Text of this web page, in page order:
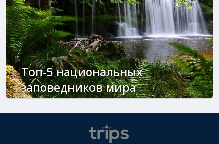
Топ-5 национальных
заповедников мира